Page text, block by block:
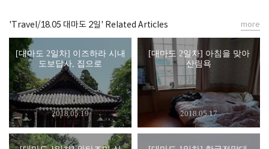
'Travel/18.05 대마도 2일' Related Articles
[대마도 2일차] 이즈하라 시내
도보답사, 집으로
2018.05.19
[대마도 2일차] 아침을 맞아
산림욕
2018.05.17
more